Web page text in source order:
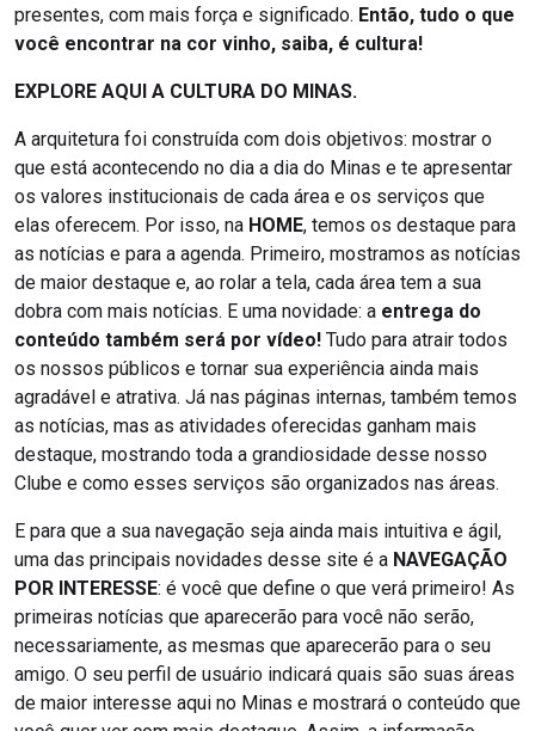
presentes, com mais força e significado. Então, tudo o que
você encontrar na cor vinho, saiba, é cultura!
EXPLORE AQUI A CULTURA DO MINAS.
A arquitetura foi construída com dois objetivos: mostrar o
que está acontecendo no dia a dia do Minas e te apresentar
os valores institucionais de cada área e os serviços que
elas oferecem. Por isso, na HOME, temos os destaque para
as notícias e para a agenda. Primeiro, mostramos as notícias
de maior destaque e, ao rolar a tela, cada área tem a sua
dobra com mais notícias. E uma novidade: a entrega do
conteúdo também será por vídeo! Tudo para atrair todos
os nossos públicos e tornar sua experiência ainda mais
agradável e atrativa. Já nas páginas internas, também temos
as notícias, mas as atividades oferecidas ganham mais
destaque, mostrando toda a grandiosidade desse nosso
Clube e como esses serviços são organizados nas áreas.
E para que a sua navegação seja ainda mais intuitiva e ágil,
uma das principais novidades desse site é a NAVEGAÇÃO
POR INTERESSE: é você que define o que verá primeiro! As
primeiras notícias que aparecerão para você não serão,
necessariamente, as mesmas que aparecerão para o seu
amigo. O seu perfil de usuário indicará quais são suas áreas
de maior interesse aqui no Minas e mostrará o conteúdo que